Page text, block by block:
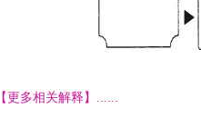
【更多相关解释】......